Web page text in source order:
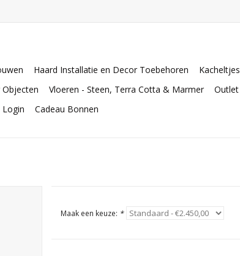
Haard Installatie en Decor Toebehoren Kacheltjes
Vloeren - Steen, Terra Cotta & Marmer Outlet
Login Cadeau Bonnen
Maak een keuze: *